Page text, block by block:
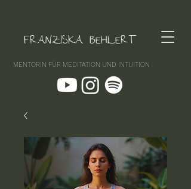
FRANZISKA BEHLERT
MENTORIN FÜR MEDITATION UND INTUITION